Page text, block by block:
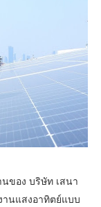
ของ บริษัท เสนา
านแสงอาทิตย์แบบ